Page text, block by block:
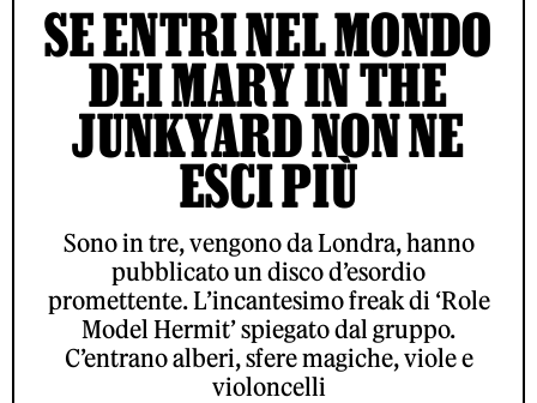
SE ENTRI NEL MONDO
DEI MARY IN THE
JUNKYARD NON NE
ESCI PIÙ
Sono in tre, vengono da Londra, hanno
pubblicato un disco d’esordio
promettente. L’incantesimo freak di ‘Role
Model Hermit’ spiegato dal gruppo.
C’entrano alberi, sfere magiche, viole e
violoncelli